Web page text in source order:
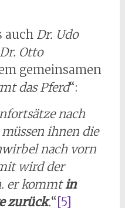
auch Dr. Udo
Otto
gemeinsamen
das Pferd“:
nach
ihnen die
nach vorn
wird der
er kommtin
zurück.“[5]